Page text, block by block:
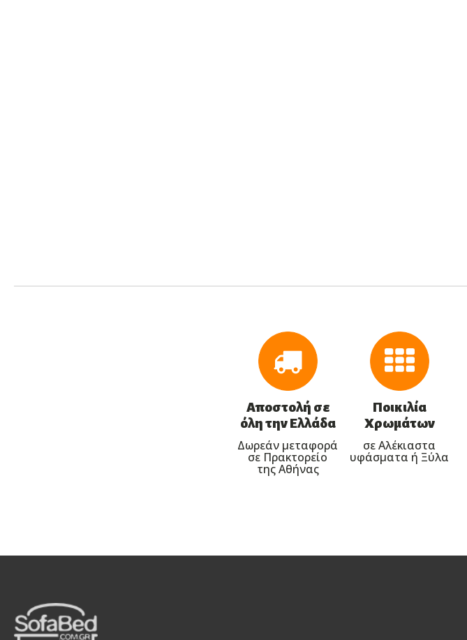
Αποστολή σε
όλη την Ελλάδα
Δωρεάν μεταφορά
σε Πρακτορείο
της Αθήνας
Ποικιλία
Χρωμάτων
σε Αλέκιαστα
υφάσματα ή Ξύλα